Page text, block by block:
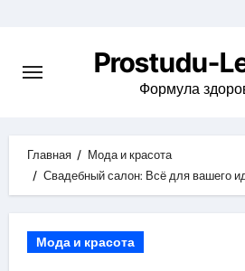
содержимому
Prostudu-
Формула
Главная
Мода и красота
Свадебный салон: Всё для вашего
Мода и красота